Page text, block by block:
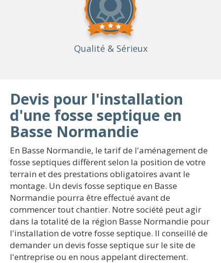
Qualité & Sérieux
Devis pour l'installation
d'une fosse septique en
Basse Normandie
En Basse Normandie, le tarif de l'aménagement de
fosse septiques diffèrent selon la position de votre
terrain et des prestations obligatoires avant le
montage. Un devis fosse septique en Basse
Normandie pourra être effectué avant de
commencer tout chantier. Notre société peut agir
dans la totalité de la région Basse Normandie pour
l'installation de votre fosse septique. Il conseillé de
demander un devis fosse septique sur le site de
l'entreprise ou en nous appelant directement.